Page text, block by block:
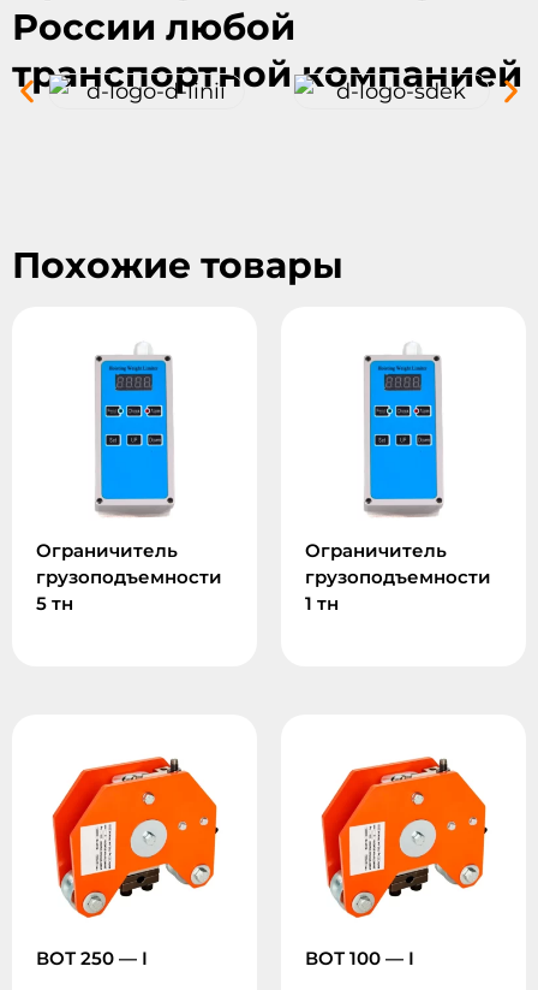
России любой
транспортной компанией
Похожие товары
Ограничитель
грузоподъемности
5 тн
Ограничитель
грузоподъемности
1 тн
ВОТ 250 — I ВОТ 100 — I